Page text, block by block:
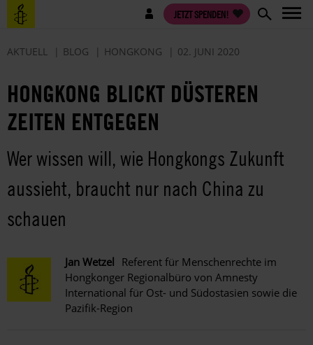
Direkt
zum
Benutzermenü JETZT SPENDEN!
AKTUELL BLOG HONGKONG 02. JUNI 2020
HONGKONG BLICKT DÜSTEREN
ZEITEN ENTGEGEN
Wer wissen will, wie Hongkongs Zukunft
aussieht, braucht nur nach China zu
schauen
Jan Wetzel Referent für Menschenrechte im
Hongkonger Regionalbüro von Amnesty
International für Ost- und Südostasien sowie die
Pazifik-Region